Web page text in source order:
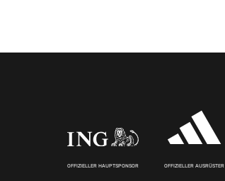
OFFIZIELLER HAUPTSPONSOR OFFIZIELLER AUSRÜSTER